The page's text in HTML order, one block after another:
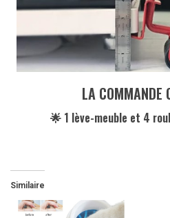
LA COMMANDE
🌟 1 lève-meuble et 4
Similaire